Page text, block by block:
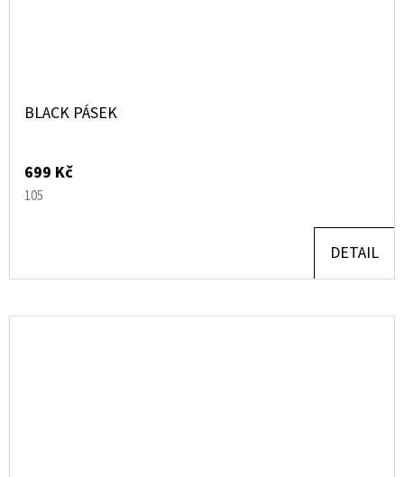
BLACK PÁSEK
699 Kč
105
DETAIL